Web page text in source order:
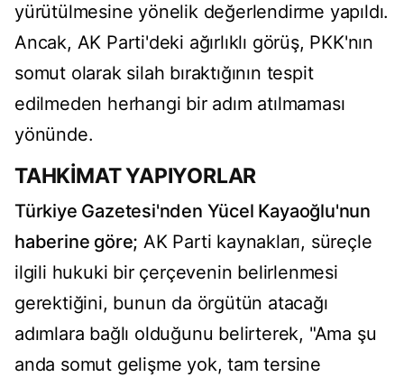
yürütülmesine yönelik değerlendirme yapıldı.
Ancak, AK Parti'deki ağırlıklı görüş, PKK'nın
somut olarak silah bıraktığının tespit
edilmeden herhangi bir adım atılmaması
yönünde.
TAHKİMAT YAPIYORLAR
Türkiye Gazetesi'nden Yücel Kayaoğlu'nun
haberine göre; AK Parti kaynakları, süreçle
ilgili hukuki bir çerçevenin belirlenmesi
gerektiğini, bunun da örgütün atacağı
adımlara bağlı olduğunu belirterek, "Ama şu
anda somut gelişme yok, tam tersine